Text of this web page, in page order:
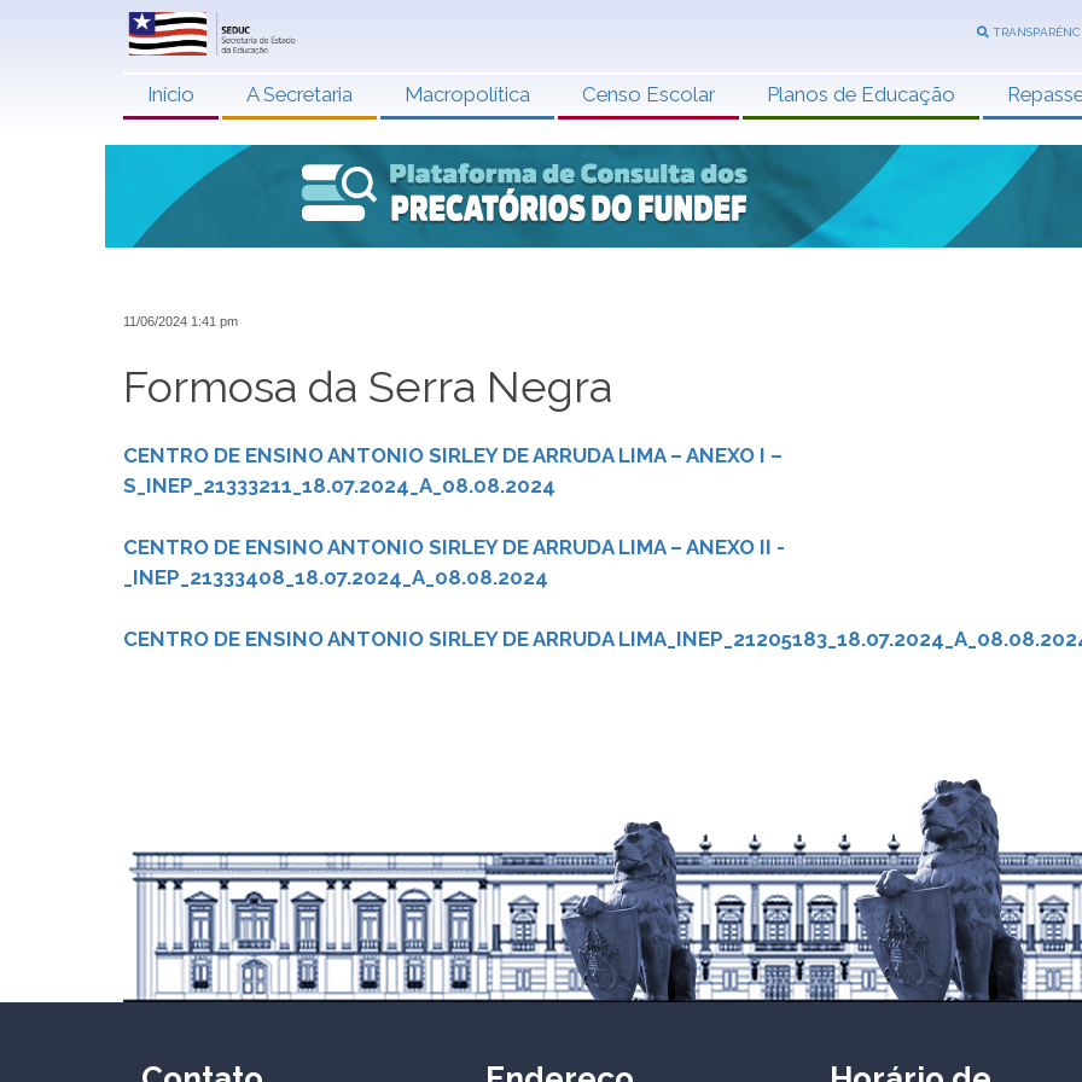
Início A Secretaria Macropolítica Censo Escolar Planos de Educação
11/06/2024 1:41 pm
Formosa da Serra Negra
CENTRO DE ENSINO ANTONIO SIRLEY DE ARRUDA LIMA – ANEXO I –
S_INEP_21333211_18.07.2024_A_08.08.2024
CENTRO DE ENSINO ANTONIO SIRLEY DE ARRUDA LIMA – ANEXO II -
_INEP_21333408_18.07.2024_A_08.08.2024
CENTRO DE ENSINO ANTONIO SIRLEY DE ARRUDA